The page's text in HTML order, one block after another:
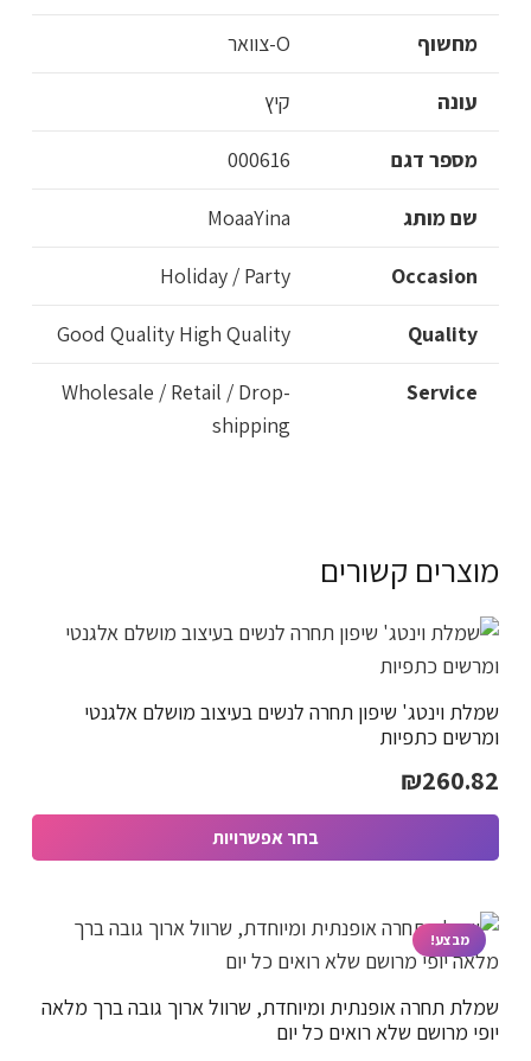
מחשוף O-צוואר
עונה קיץ
מספר דגם 000616
שם מותג MoaaYina
Occasion
Holiday / Party
Quality
Good Quality High Quality
Service
Wholesale / Retail / Drop-
shipping
מוצרים קשורים
שמלת וינטג' שיפון תחרה לנשים בעיצוב מושלם אלגנטי
ומרשים כתפיות
₪260.82
בחר אפשרויות
זה
יש
מספר
סוגים.
ניתן
מבצע!
שמלת תחרה אופנתית ומיוחדת, שרוול ארוך גובה ברך מלאה
יופי מרושם שלא רואים כל יום